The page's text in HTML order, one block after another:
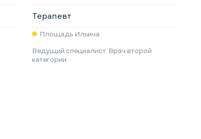
Терапевт
Площадь Ильича
Ведущий специалист. Врач второй
категории